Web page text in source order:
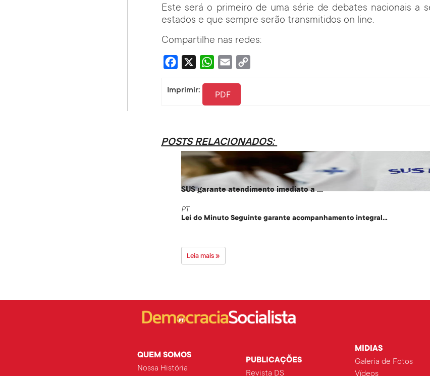
Este será o primeiro de uma série de debates nacionais a
estados e que sempre serão transmitidos on line.
Compartilhe nas redes:
Facebook WhatsApp
Email
Imprimir: PDF
POSTS RELACIONADOS:
SUS garante atendimento imediato a ...
PT
Lei do Minuto Seguinte garante acompanhamento integral...
Leia mais »
QUEM SOMOS
Nossa História
PUBLICAÇÕES
Revista DS
MÍDIAS
Galeria de Fotos
Vídeos